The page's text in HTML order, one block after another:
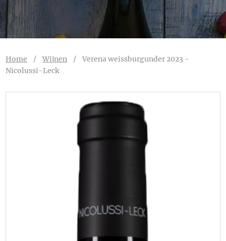
Home /Wijnen /Verena weissburgunder 2023 -
Nicolussi-Leck